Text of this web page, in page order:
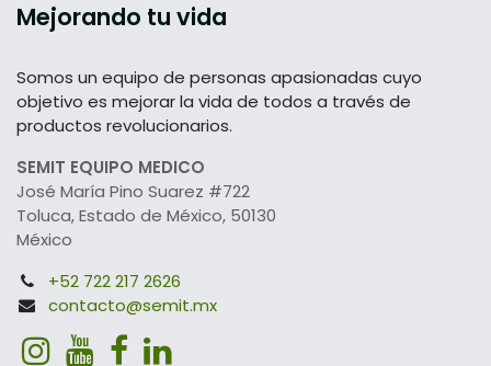
Mejorando tu vida
Somos un equipo de personas apasionadas cuyo
objetivo es mejorar la vida de todos a través de
productos revolucionarios.
SEMIT EQUIPO MEDICO
José María Pino Suarez #722
Toluca, Estado de México, 50130
México
+52 722 217 2626
contacto@semit.mx